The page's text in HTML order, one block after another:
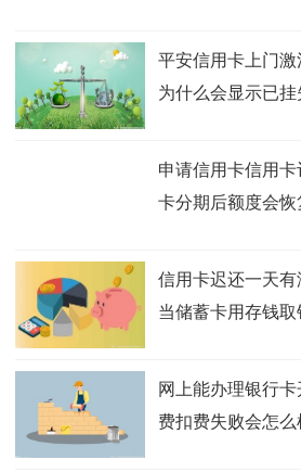
平安信用卡上门
为什么会显示已挂
申请信用卡信用
卡分期后额度会恢
信用卡迟还一天
当储蓄卡用存钱取
网上能办理银行
费扣费失败会怎么